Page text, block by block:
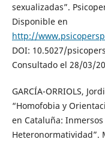
sexualizadas”.
Disponible en
http://
DOI: 10.5027/
Consultado el 28/03/
GARCÍA-ORRIOLS,
“Homofobia y
en Cataluña:
Heteronormatividad”.